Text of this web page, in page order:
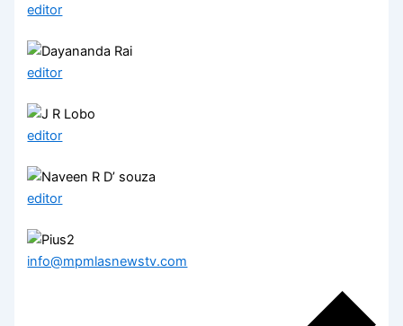
editor
editor
editor
editor
info@mpmlasnewstv.com